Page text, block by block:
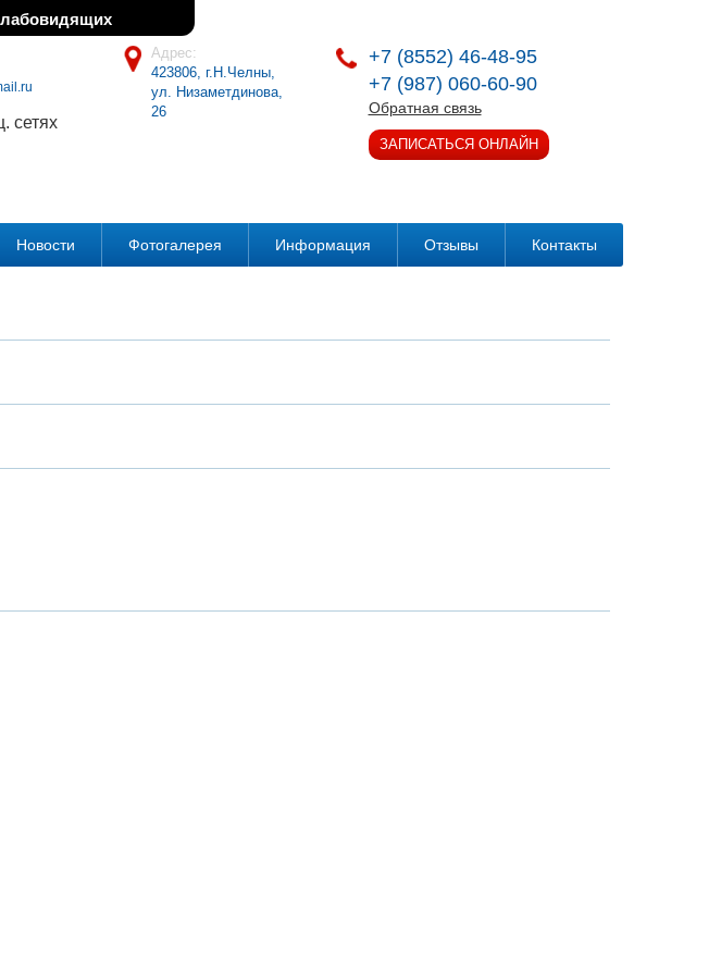
сетях
Адрес:
423806, г.Н.Челны,
ул. Низаметдинова,
26
+7 (8552) 46-48-95
+7 (987) 060-60-90
Обратная связь
ЗАПИСАТЬСЯ ОНЛАЙН
Новости Фотогалерея Информация Отзывы Контакты